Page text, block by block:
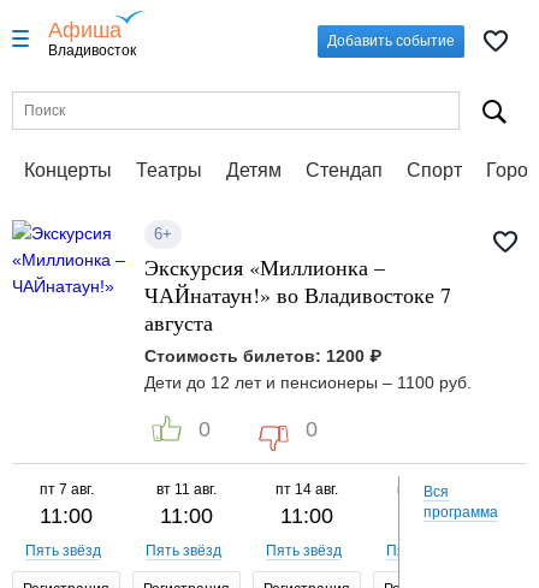
Афиша
Владивосток
Добавить событие
Концерты Театры Детям Стендап Спорт
6+
Экскурсия «Миллионка –
ЧАЙнатаун!» во Владивостоке 7
августа
Стоимость билетов: 1200 ₽
Дети до 12 лет и пенсионеры – 1100 руб.
0 0
пт 7 авг.
11:00
Пять звёзд
вт 11 авг.
11:00
Пять звёзд
пт 14 авг.
11:00
Пять звёзд
вт 18 авг.
11:00
Пять звёзд
Вся
программа